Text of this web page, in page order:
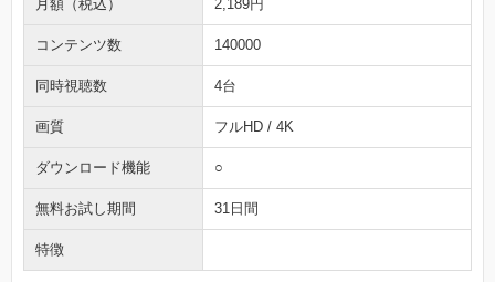
月額（税込） 2,189円
コンテンツ数 140000
同時視聴数 4台
画質 フルHD / 4K
ダウンロード機能 ○
無料お試し期間 31日間
特徴